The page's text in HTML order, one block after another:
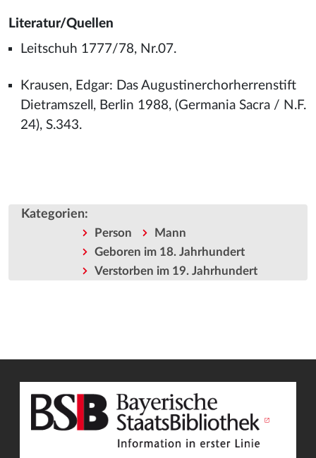
Literatur/Quellen
Leitschuh 1777/78, Nr.07.
Krausen, Edgar: Das Augustinerchorherrenstift
Dietramszell, Berlin 1988, (Germania Sacra / N.F.
24), S.343.
Kategorien:
Person
Mann
Geboren im 18. Jahrhundert
Verstorben im 19. Jahrhundert